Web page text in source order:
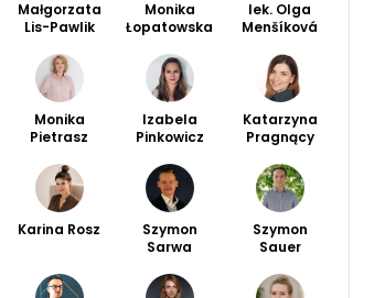
Małgorzata
Lis-Pawlik
Monika
Łopatowska
lek. Olga
Menšíková
Monika
Pietrasz
Izabela
Pinkowicz
Katarzyna
Pragnący
Karina Rosz
Szymon
Sarwa
Szymon
Sauer